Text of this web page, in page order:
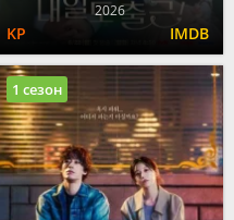
2026
1 сезон